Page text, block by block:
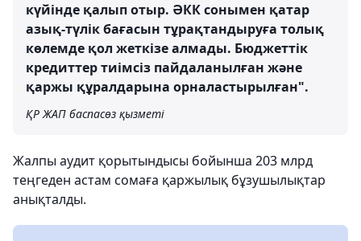
күйінде қалып отыр. ӘКК сонымен қатар
азық-түлік бағасын тұрақтандыруға толық
көлемде қол жеткізе алмады. Бюджеттік
кредиттер тиімсіз пайдаланылған және
қаржы құралдарына орналастырылған".
ҚР ЖАП баспасөз қызметі
Жалпы аудит қорытындысы бойынша 203 млрд
теңгеден астам сомаға қаржылық бұзушылықтар
анықталды.